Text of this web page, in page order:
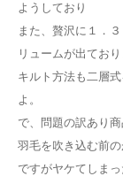
ようしており
また、贅沢に１．
リュームが出ており
キルト方法も二層
よ。
で、問題の訳あり
羽毛を吹き込む前
ですがヤケてしまっ